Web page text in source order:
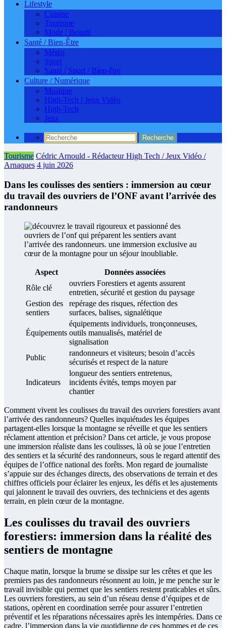
Lifestyle
Cuisine
Tourisme
Mode / Beauté
Santé / Bien-Être
Météo
Sport
Santé / Sport / Bien-être
Culture / Numérique
Musique
High-Tech / Jeux Vidéo
High-Tech
Jeux
Tourisme Cédric Arnould - Rédacteur High Tech / Jeux Vidéo /
Arnaques 4 juin 2026
Dans les coulisses des sentiers : immersion au cœur
du travail des ouvriers de l’ONF avant l’arrivée des
randonneurs
Aspect
Données associées
Rôle clé
ouvriers Forestiers et agents assurent
entretien, sécurité et gestion du paysage
Gestion des
sentiers
repérage des risques, réfection des
surfaces, balises, signalétique
Équipements
équipements individuels, tronçonneuses,
outils manualisés, matériel de
signalisation
Public
randonneurs et visiteurs; besoin d’accès
sécurisés et respect de la nature
Indicateurs
longueur des sentiers entretenus,
incidents évités, temps moyen par
chantier
Comment vivent les coulisses du travail des ouvriers forestiers avant
l’arrivée des randonneurs? Quelles inquiétudes les équipes
partagent-elles lorsque la montagne se réveille et que les sentiers
réclament attention et précision? Dans cet article, je vous propose
une immersion réaliste dans les coulisses, là où se joue l’entretien
des sentiers et la sécurité des randonneurs, sous le regard attentif des
équipes de l’office national des forêts. Mon regard de journaliste
s’appuie sur des échanges directs, des observations de terrain et des
chiffres officiels pour éclairer les enjeux, les défis et les ajustements
qui jalonnent le travail des ouvriers, des techniciens et des agents
terrain, en plein cœur de la montagne.
Les coulisses du travail des ouvriers
forestiers: immersion dans la réalité des
sentiers de montagne
Chaque matin, lorsque la brume se dissipe sur les crêtes et que les
premiers pas des randonneurs résonnent au loin, je me penche sur le
travail invisible qui permet que les sentiers restent praticables et sûrs.
Les ouvriers forestiers, au sein d’un réseau dense d’équipes et de
stations, opèrent en coordination serrée pour assurer l’entretien
préventif et les réparations nécessaires après les intempéries. Dans ce
cadre, l’immersion dans la vie quotidienne de ces hommes et de ces